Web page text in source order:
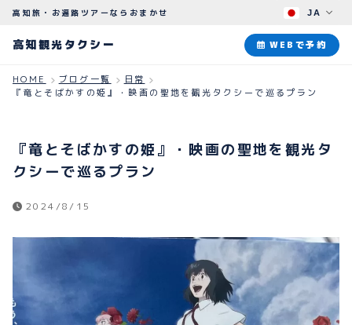
高知観光タクシー
ABOUT
PLAN
観光プラン
HOW TO
ブログ
JA
高知旅・お遍路ツアーならおまかせ
高知観光タクシー WEBで予約
HOME ブログ一覧
日常
『竜とそばかすの姫』・映画の聖地を観光タクシーで巡るプラン
『竜とそばかすの姫』・映画の聖地を観光タ
クシーで巡るプラン
2024/8/15